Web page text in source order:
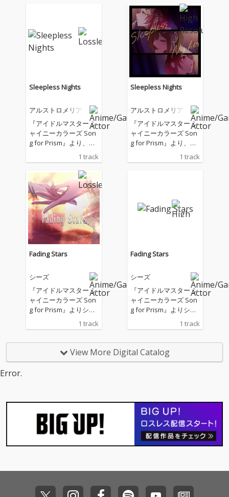
Sleepless Nights
アルストロメリア
『アイドルマスター シ
ャイニーカラーズ Son
g for Prism』より、ア
ルストロメリア「Slee
pless Nights」
1 track
Sleepless Nights
アルストロメリア
『アイドルマスター シ
ャイニーカラーズ Son
g for Prism』より、ア
ルストロメリア「Slee
pless Nights」
1 track
Fading Stars
シーズ
『アイドルマスター シ
ャイニーカラーズ Son
g for Prism』よりシー
歌』から新曲「Fading
1 track
Fading Stars
シーズ
『アイドルマスター シ
ャイニーカラーズ Son
g for Prism』よりシー
ズ新曲イベント『霧鐘
歌』から新曲「Fading
1 track
View More Digital Catalog
Error.